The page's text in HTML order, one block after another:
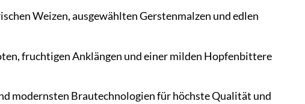
Weizen, ausgewählten Gerstenmalzen und edlen
fruchtigen Anklängen und einer milden Hopfenbittere
modernsten Brautechnologien für höchste Qualität und